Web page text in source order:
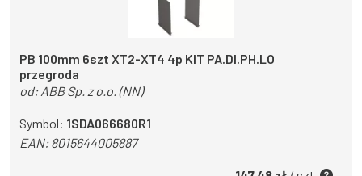
PB 100mm 6szt XT2-XT4 4p KIT PA.DI.PH.LO
przegroda
od: ABB Sp. z o.o. (NN)
Symbol: 1SDA066680R1
EAN:8015644005887